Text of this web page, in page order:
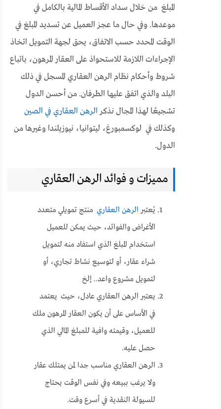
المبلغ من خلال سداد الأقساط المالية بالكامل في
موعدها. وفي حال ما عجز العميل عن تسديد المبلغ في
الوقت المحدد حسب الاتفاق، يحق لجهة التمويل اتخاذ
الإجراءات اللازمة للاستحواذ على العقار المرهون، باتباع
شروط وأحكام نظام الرهن العقاري المسجل في ذلك
البلد والذي اتفق عليها الطرفان. من أحسن الدول
تشجيعًا لهذا المجال نذكر الرهن العقاري في الصين
وكذلك في لوكسمبورغ، ليتوانيا، نيوزيلندا وغيرها من
الدول.
مميزات و فوائد الرهن العقاري
يُعتبر الرهن العقاري منتج تمويلي متعدد
الأغراض والفوائد، حيث يمكن للعميل
استخدام المبلغ الذي استفاد منه لتمويل
شراء عقار، أو لتوسيع نشاط تجاري، أو
لتمويل مشروع واعد.. إلخ
يعتبر الرهن العقاري عادل، حيث يعتمد
في الأساس على أن يكون العقار المرهون ملك
للعميل، وقيمته وافية للمبلغ المالي الذي
حصل عليه.
الرهن العقاري مناسب جدا لمن يمتلك عقار
ولا يرغب ببيعه وفي نفس الوقت يحتاج
للسيولة النقدية في أسرع وقت.